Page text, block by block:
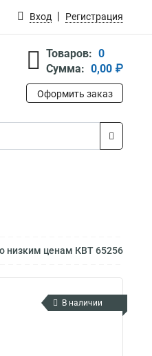
Вход Регистрация
Товаров: 0
Сумма: 0,00 ₽
Оформить заказ
низким ценам КВТ 65256
В наличии